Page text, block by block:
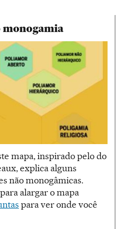
monogamia
mapa, inspirado pelo do
explica alguns
não monogâmicas.
alargar o mapa
para ver onde você